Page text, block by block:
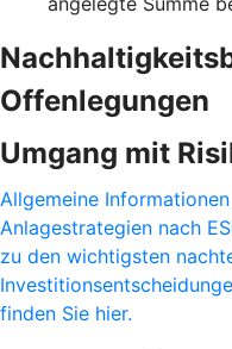
Offenlegungen
Umgang mit
Allgemeine
Anlagestrategien nach
zu den wichtigsten
finden Sie hier.